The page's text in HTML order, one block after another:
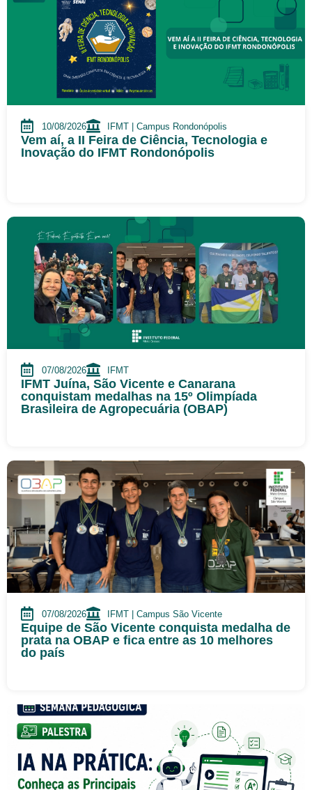
10/08/2026 IFMT | Campus Rondonópolis
Vem aí, a II Feira de Ciência, Tecnologia e
Inovação do IFMT Rondonópolis
07/08/2026 IFMT
IFMT Juína, São Vicente e Canarana
conquistam medalhas na 15º Olimpíada
Brasileira de Agropecuária (OBAP)
07/08/2026 IFMT | Campus São Vicente
Equipe de São Vicente conquista medalha de
prata na OBAP e fica entre as 10 melhores
do país